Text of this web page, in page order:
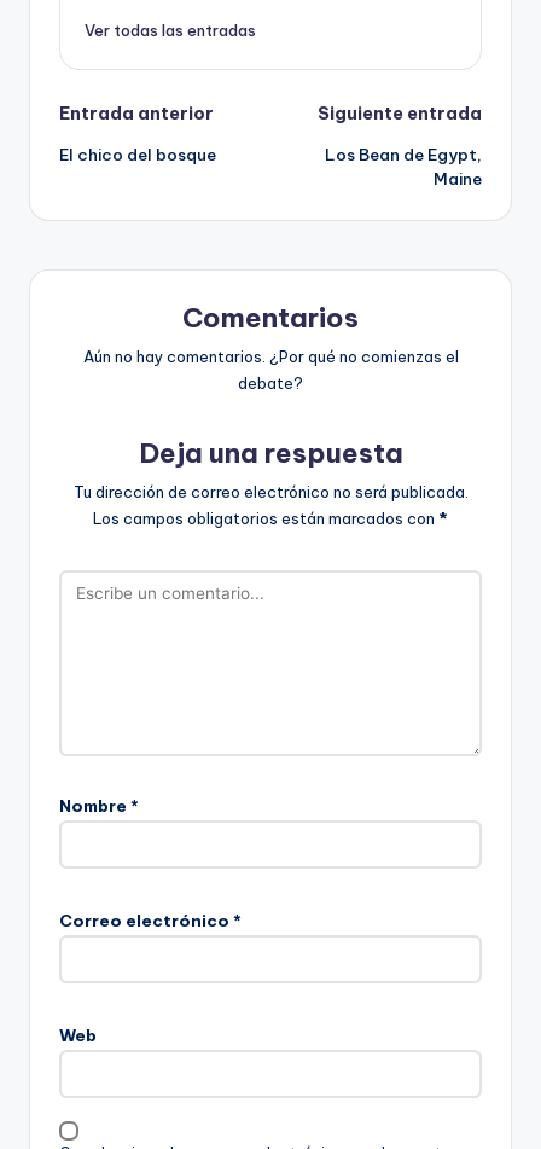
Ver todas las entradas
Navegación
de
entradas
Entrada anterior
El chico del bosque
Siguiente entrada
Los Bean de Egypt,
Maine
Comentarios
Aún no hay comentarios. ¿Por qué no comienzas el
debate?
Deja una respuesta
Tu dirección de correo electrónico no será publicada.
Los campos obligatorios están marcados con *
Nombre *
Correo electrónico *
Web